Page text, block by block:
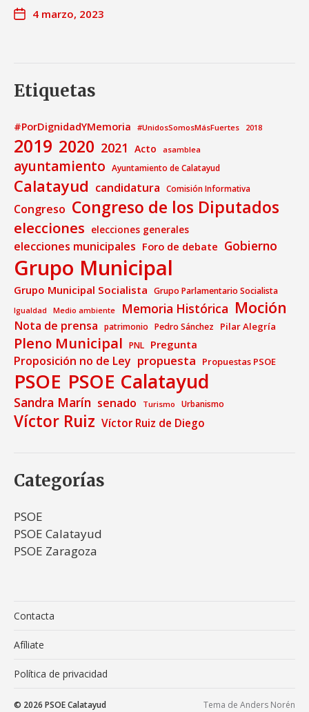
4 marzo, 2023
Etiquetas
#PorDignidadYMemoria #UnidosSomosMásFuertes 2018
2019 2020 2021 Acto asamblea
ayuntamiento Ayuntamiento de Calatayud
Calatayud candidatura Comisión Informativa
Congreso Congreso de los Diputados
elecciones elecciones generales
elecciones municipales Foro de debate Gobierno
Grupo Municipal
Grupo Municipal Socialista Grupo Parlamentario Socialista
Igualdad Medio ambiente Memoria Histórica Moción
Nota de prensa patrimonio Pedro Sánchez Pilar Alegría
Pleno Municipal PNL Pregunta
Proposición no de Ley propuesta Propuestas PSOE
PSOE PSOE Calatayud
Sandra Marín senado Turismo Urbanismo
Víctor Ruiz Víctor Ruiz de Diego
Categorías
PSOE
PSOE Calatayud
PSOE Zaragoza
Contacta
Afíliate
Política de privacidad
© 2026 PSOE Calatayud Tema de Anders Norén